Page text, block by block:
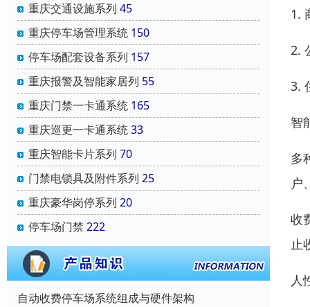
重庆交通设施系列 45
重庆停车场管理系统 150
停车场配套设备系列 157
重庆报警及智能家居列 55
重庆门禁一卡通系统 165
重庆巡更一卡通系统33
重庆智能卡片系列 70
门禁电锁具及附件系列 25
重庆豪华岗停系列 20
停车场门禁 222
自动收费停车场系统组成与硬件架构
1.
2.
3.
智
多
户
收
止
人